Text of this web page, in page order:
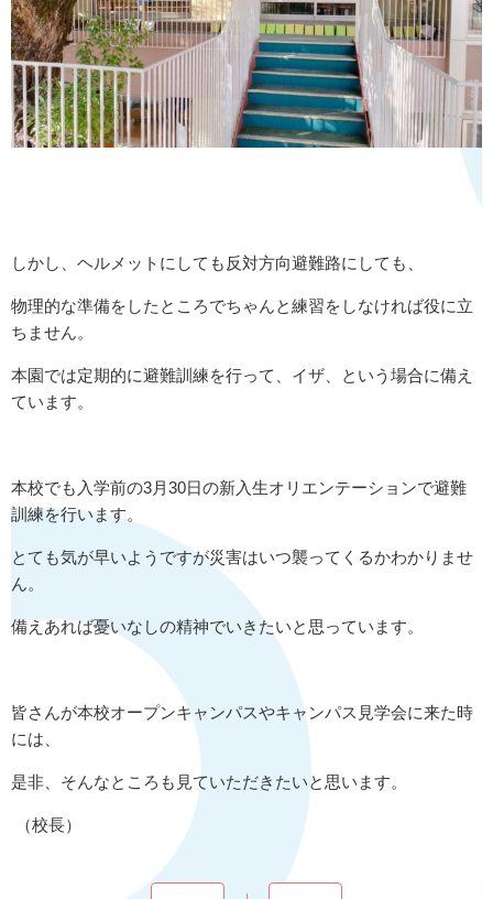
しかし、ヘルメットにしても反対方向避難路にしても、
物理的な準備をしたところでちゃんと練習をしなければ役に立
ちません。
本園では定期的に避難訓練を行って、イザ、という場合に備え
ています。
本校でも入学前の3月30日の新入生オリエンテーションで避難
訓練を行います。
とても気が早いようですが災害はいつ襲ってくるかわかりませ
ん。
備えあれば憂いなしの精神でいきたいと思っています。
皆さんが本校オープンキャンパスやキャンパス見学会に来た時
には、
是非、そんなところも見ていただきたいと思います。
（校長）